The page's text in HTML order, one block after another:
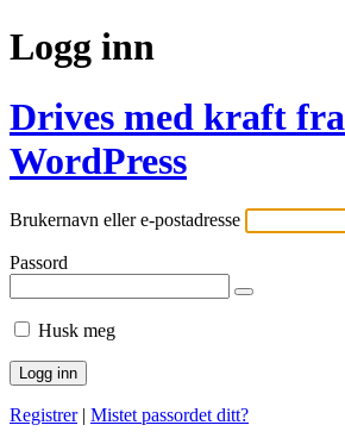
Logg inn
Drives med kraft fra
WordPress
Brukernavn eller e-postadresse
Passord
Husk meg
Registrer| Mistet passordet ditt?